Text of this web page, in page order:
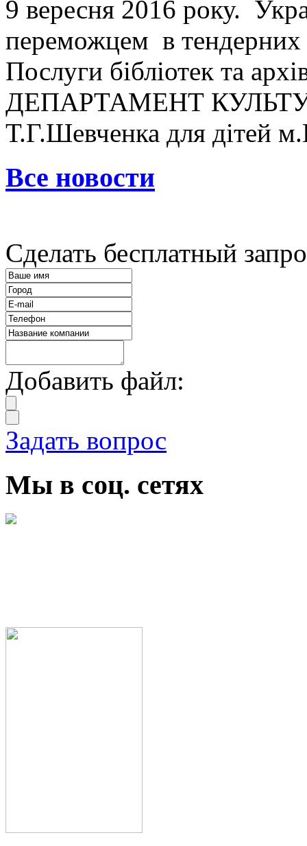
9 вересня 2016 року.
переможцем в тендерних
Послуги бібліотек та
ДЕПАРТАМЕНТ
Т.Г.Шевченка для дітей
Все новости
Сделать бесплатный
Добавить файл:
Задать вопрос
Мы в соц. сетях